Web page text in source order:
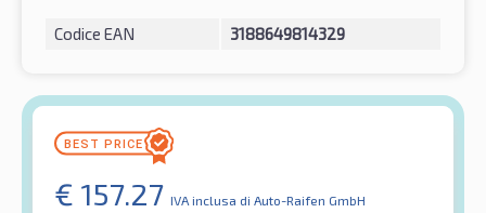
Codice EAN 3188649814329
€ 157.27 IVA inclusa di Auto-Raifen GmbH